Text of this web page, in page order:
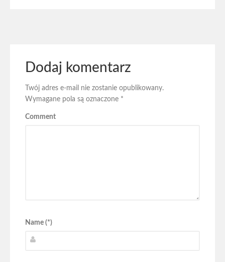
Dodaj komentarz
Twój adres e-mail nie zostanie opublikowany.
Wymagane pola są oznaczone *
Comment
Name (*)